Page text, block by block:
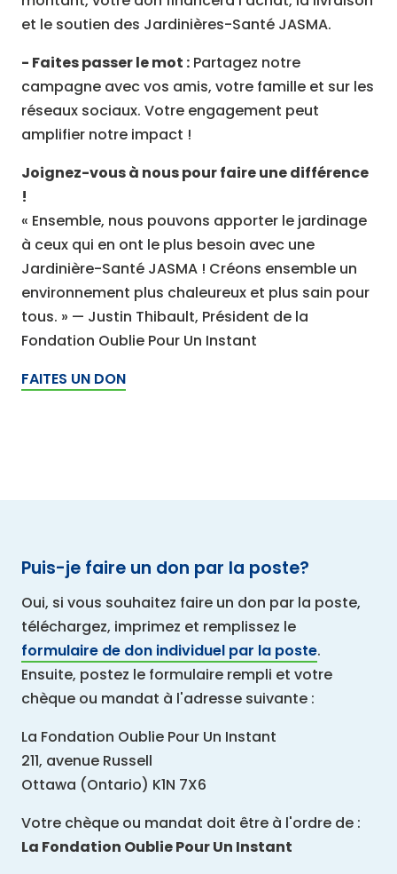
et le soutien des Jardinières-Santé JASMA.
- Faites passer le mot : Partagez notre
campagne avec vos amis, votre famille et sur les
réseaux sociaux. Votre engagement peut
amplifier notre impact !
Joignez-vous à nous pour faire une différence
!
« Ensemble, nous pouvons apporter le jardinage
à ceux qui en ont le plus besoin avec une
Jardinière-Santé JASMA ! Créons ensemble un
environnement plus chaleureux et plus sain pour
tous. » — Justin Thibault, Président de la
Fondation Oublie Pour Un Instant
FAITES UN DON
Puis-je faire un don par la poste?
Oui, si vous souhaitez faire un don par la poste,
téléchargez, imprimez et remplissez le
formulaire de don individuel par la poste.
Ensuite, postez le formulaire rempli et votre
chèque ou mandat à l'adresse suivante :
La Fondation Oublie Pour Un Instant
211, avenue Russell
Ottawa (Ontario) K1N 7X6
Votre chèque ou mandat doit être à l'ordre de :
La Fondation Oublie Pour Un Instant